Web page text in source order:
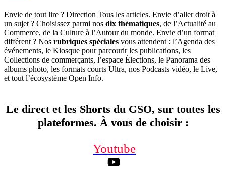
Envie de tout lire ? Direction Tous les articles. Envie d’aller droit à
un sujet ? Choisissez parmi nos dix thématiques, de l’Actualité au
Commerce, de la Culture à l’Autour du monde. Envie d’un format
différent ? Nos rubriques spéciales vous attendent : l’Agenda des
événements, le Kiosque pour parcourir les publications, les
Collections de commerçants, l’espace Élections, le Panorama des
albums photo, les formats courts Ultra, nos Podcasts vidéo, le Live,
et tout l’écosystème Open Info.
Le direct et les Shorts du GSO, sur toutes les
plateformes. À vous de choisir:
Youtube